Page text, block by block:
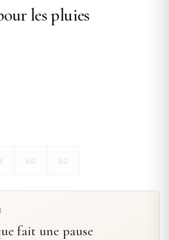
les pluies
50 52
fait une pause